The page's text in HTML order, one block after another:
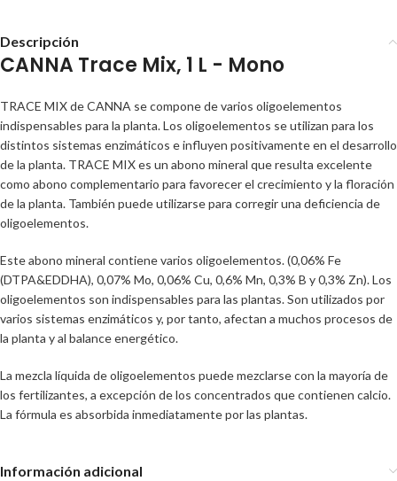
Descripción
CANNA Trace Mix, 1 L - Mono
TRACE MIX de CANNA se compone de varios oligoelementos
indispensables para la planta. Los oligoelementos se utilizan para los
distintos sistemas enzimáticos e influyen positivamente en el desarrollo
de la planta. TRACE MIX es un abono mineral que resulta excelente
como abono complementario para favorecer el crecimiento y la floración
de la planta. También puede utilizarse para corregir una deficiencia de
oligoelementos.
Este abono mineral contiene varios oligoelementos. (0,06% Fe
(DTPA&EDDHA), 0,07% Mo, 0,06% Cu, 0,6% Mn, 0,3% B y 0,3% Zn). Los
oligoelementos son indispensables para las plantas. Son utilizados por
varios sistemas enzimáticos y, por tanto, afectan a muchos procesos de
la planta y al balance energético.
La mezcla líquida de oligoelementos puede mezclarse con la mayoría de
los fertilizantes, a excepción de los concentrados que contienen calcio.
La fórmula es absorbida inmediatamente por las plantas.
Información adicional